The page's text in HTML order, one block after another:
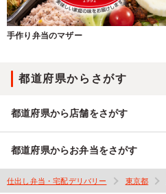
手作り弁当のマザー
都道府県からさがす
都道府県から店舗をさがす
都道府県からお弁当をさがす
仕出し弁当・宅配デリバリー 東京都